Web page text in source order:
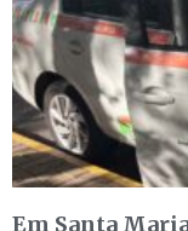
Em Santa